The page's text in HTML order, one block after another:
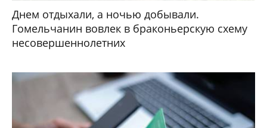
Днем отдыхали, а ночью добывали.
Гомельчанин вовлек в браконьерскую схему
несовершеннолетних